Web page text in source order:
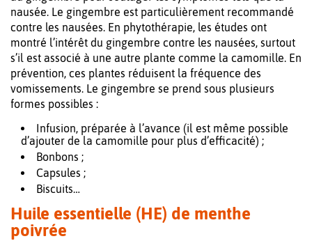
nausée. Le gingembre est particulièrement recommandé
contre les nausées. En phytothérapie, les études ont
montré l’intérêt du gingembre contre les nausées, surtout
s’il est associé à une autre plante comme la camomille. En
prévention, ces plantes réduisent la fréquence des
vomissements. Le gingembre se prend sous plusieurs
formes possibles :
Infusion, préparée à l’avance (il est même possible
d’ajouter de la camomille pour plus d’efficacité) ;
Bonbons ;
Capsules ;
Biscuits…
Huile essentielle (HE) de menthe
poivrée